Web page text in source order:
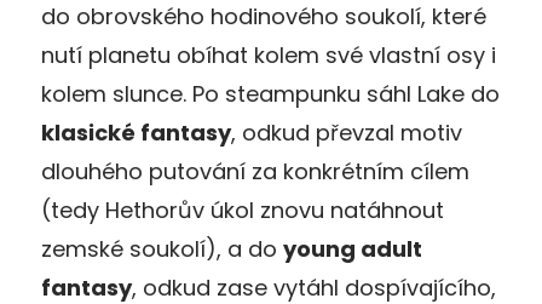
do obrovského hodinového soukolí, které
nutí planetu obíhat kolem své vlastní osy i
kolem slunce. Po steampunku sáhl Lake do
klasické fantasy, odkud převzal motiv
dlouhého putování za konkrétním cílem
(tedy Hethorův úkol znovu natáhnout
zemské soukolí), a do young adult
fantasy, odkud zase vytáhl dospívajícího,